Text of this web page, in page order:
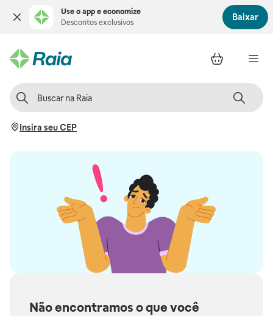
Use o app e economize
Descontos exclusivos
Baixar
Insira seu CEP
Não encontramos o que você